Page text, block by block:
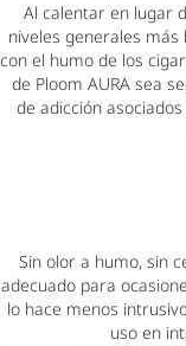
Al calentar en lugar
niveles generales
con el humo de los
de Ploom AURA sea
de adicción
Sin olor a humo, sin
adecuado para
lo hace menos
uso en